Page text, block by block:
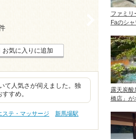
お気に入りに追加
て人気さが伺えました。独
すめ。
ステ・マッサージ
新馬場駅
ファミリ
Faのシ
露天炭酸
橋店」が